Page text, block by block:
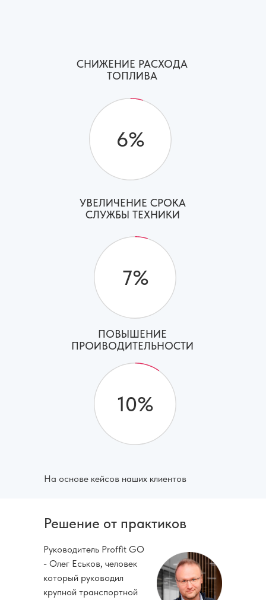
На основе кейсов наших клиентов
СНИЖЕНИЕ РАСХОДА
ТОПЛИВА
6%
УВЕЛИЧЕНИЕ СРОКА
СЛУЖБЫ ТЕХНИКИ
ПОВЫШЕНИЕ
ПРОИВОДИТЕЛЬНОСТИ
7%
10%
Решение от практиков
Руководитель Proffit GO
- Олег Еськов, человек
который руководил
крупной транспортной